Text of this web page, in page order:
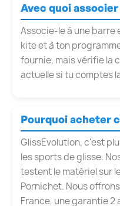
Avec quoi
Associe-le à une barre
kite et à ton
fournie, mais vérifie la
actuelle si tu comptes
Pourquoi acheter
GlissEvolution, c'est
les sports de glisse.
testent le matériel sur
Pornichet. Nous
France, une garantie 2